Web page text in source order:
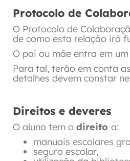
Protocolo de
O Protocolo de
de como esta relação irá
O pai ou mãe entra em
Para tal, terão em conta
detalhes devem constar
Direitos e deveres
O aluno tem o direito a:
manuais escolares
seguro escolar,